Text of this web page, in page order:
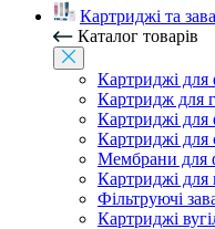
Картриджі та
Каталог товарів
Картриджі для
Картридж для
Картриджі для
Картриджі для
Мембрани для
Картриджі для
Фільтруючі
Картриджі